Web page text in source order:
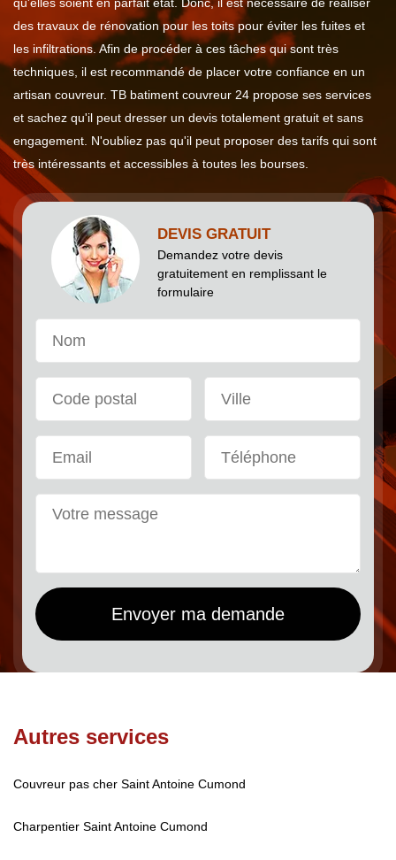
des travaux de rénovation pour les toits pour éviter les fuites et
les infiltrations. Afin de procéder à ces tâches qui sont très
techniques, il est recommandé de placer votre confiance en un
artisan couvreur. TB batiment couvreur 24 propose ses services
et sachez qu'il peut dresser un devis totalement gratuit et sans
engagement. N'oubliez pas qu'il peut proposer des tarifs qui sont
très intéressants et accessibles à toutes les bourses.
DEVIS GRATUIT
Demandez votre devis
gratuitement en remplissant le
formulaire
Autres services
Couvreur pas cher Saint Antoine Cumond
Charpentier Saint Antoine Cumond